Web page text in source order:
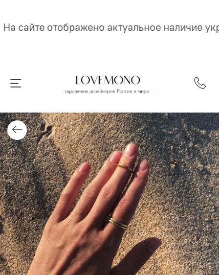
На сайте отображено актуальное наличие